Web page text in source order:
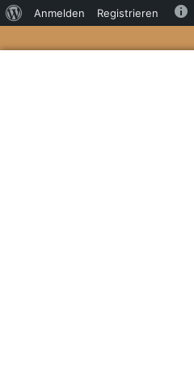
Anmelden Registrieren